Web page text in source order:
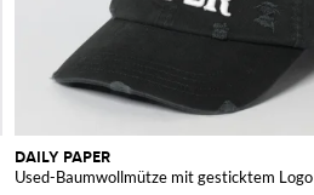
DAILY PAPER
Used-Baumwollmütze mit gesticktem Logo